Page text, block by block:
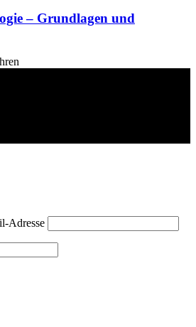
– Grundlagen und
Adresse